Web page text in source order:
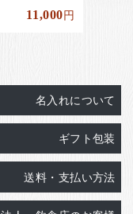
11,000円
名入れについて
ギフト包装
送料・支払い方法